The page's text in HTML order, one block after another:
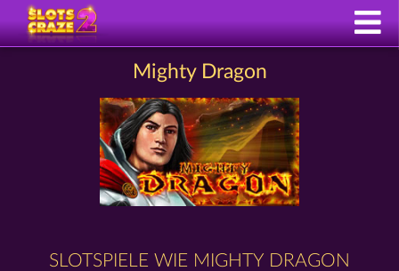
Mighty Dragon
SLOTSPIELE WIE MIGHTY DRAGON